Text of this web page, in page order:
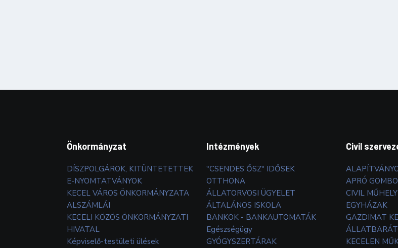
Önkormányzat
DÍSZPOLGÁROK, KITÜNTETETTEK
E-NYOMTATVÁNYOK
KECEL VÁROS ÖNKORMÁNYZATA
ALSZÁMLÁI
KECELI KÖZÖS ÖNKORMÁNYZATI
HIVATAL
Képviselő-testületi ülések
Intézmények
"CSENDES ŐSZ" IDŐSEK
OTTHONA
ÁLLATORVOSI ÜGYELET
ÁLTALÁNOS ISKOLA
BANKOK - BANKAUTOMATÁK
Egészségügy
GYÓGYSZERTÁRAK
Civil
APRÓ
CIVIL
EGYHÁZAK
GAZDIMAT
KECELEN